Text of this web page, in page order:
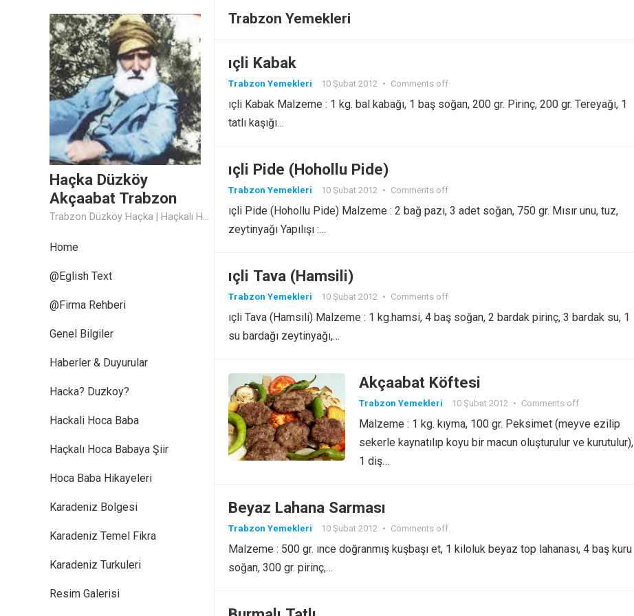
Haçka Düzköy
Akçaabat Trabzon
Trabzon Düzköy Haçka | Haçkalı Hoca Baba
Home
@Eglish Text
@Firma Rehberi
Genel Bilgiler
Haberler & Duyurular
Hacka? Duzkoy?
Hackali Hoca Baba
Haçkalı Hoca Babaya Şiir
Hoca Baba Hikayeleri
Karadeniz Bolgesi
Karadeniz Temel Fikra
Karadeniz Turkuleri
Resim Galerisi
Trabzon Yemekleri
ıçli Kabak
Trabzon Yemekleri 10 Şubat 2012 • Comments off
ıçli Kabak Malzeme : 1 kg. bal kabağı, 1 baş soğan, 200 gr. Pirinç, 200 gr. Tereyağı, 1
tatlı kaşığı…
ıçli Pide (Hohollu Pide)
Trabzon Yemekleri 10 Şubat 2012 • Comments off
ıçli Pide (Hohollu Pide) Malzeme : 2 bağ pazı, 3 adet soğan, 750 gr. Mısır unu, tuz,
zeytinyağı Yapılışı :…
ıçli Tava (Hamsili)
Trabzon Yemekleri 10 Şubat 2012 • Comments off
ıçli Tava (Hamsili) Malzeme : 1 kg.hamsi, 4 baş soğan, 2 bardak pirinç, 3 bardak su, 1
su bardağı zeytinyağı,…
Akçaabat Köftesi
Trabzon Yemekleri 10 Şubat 2012 • Comments off
Malzeme : 1 kg. kıyma, 100 gr. Peksimet (meyve ezilip
sekerle kaynatılıp koyu bir macun oluşturulur ve kurutulur),
1 diş…
Beyaz Lahana Sarması
Trabzon Yemekleri 10 Şubat 2012 • Comments off
Malzeme : 500 gr. ınce doğranmış kuşbaşı et, 1 kiloluk beyaz top lahanası, 4 baş kuru
soğan, 300 gr. pirinç,…